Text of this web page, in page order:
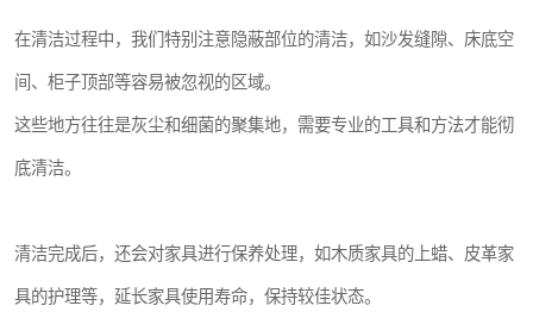
在清洁过程中，我们特别注意隐蔽部位的清洁，如沙发缝隙、床底空
间、柜子顶部等容易被忽视的区域。
这些地方往往是灰尘和细菌的聚集地，需要专业的工具和方法才能彻
底清洁。
清洁完成后，还会对家具进行保养处理，如木质家具的上蜡、皮革家
具的护理等，延长家具使用寿命，保持较佳状态。